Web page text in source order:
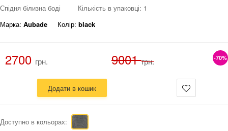
Спідня білизна боді
Кількість в упаковці: 1
Марка: Aubade Колір: black
2700 грн. 9001 грн. -70%
Додати в кошик
Доступно в кольорах: